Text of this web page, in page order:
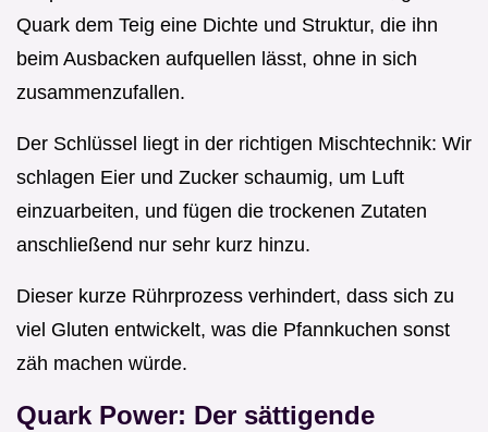
Quark dem Teig eine Dichte und Struktur, die ihn
beim Ausbacken aufquellen lässt, ohne in sich
zusammenzufallen.
Der Schlüssel liegt in der richtigen Mischtechnik: Wir
schlagen Eier und Zucker schaumig, um Luft
einzuarbeiten, und fügen die trockenen Zutaten
anschließend nur sehr kurz hinzu.
Dieser kurze Rührprozess verhindert, dass sich zu
viel Gluten entwickelt, was die Pfannkuchen sonst
zäh machen würde.
Quark Power: Der sättigende